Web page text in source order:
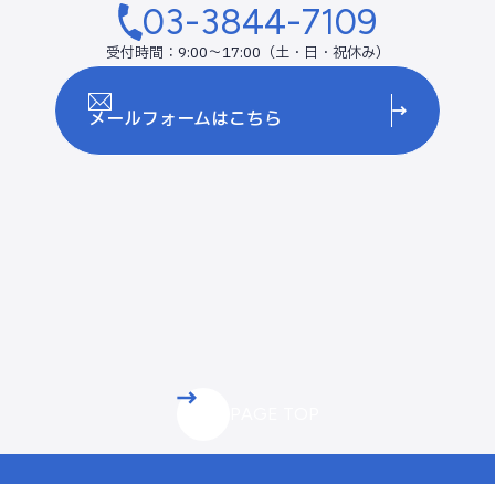
03-3844-7109
受付時間：9:00～17:00（土・日・祝休み）
メールフォームはこちら